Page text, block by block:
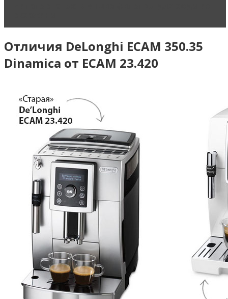
Отличия DeLonghi ECAM 350.35
Dinamica от ECAM 23.420